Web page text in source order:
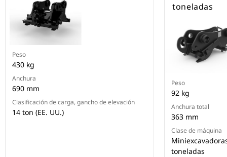
Peso
430 kg
Anchura
690 mm
Clasificación de carga, gancho de elevación
14 ton (EE. UU.)
toneladas
Peso
92 kg
Anchura total
363 mm
Clase de máquina
toneladas